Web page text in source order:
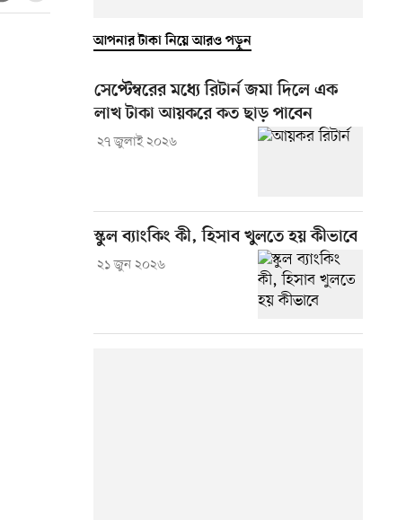
আপনার টাকা নিয়ে আরও পড়ুন
সেপ্টেম্বরের মধ্যে রিটার্ন জমা দিলে এক
লাখ টাকা আয়করে কত ছাড় পাবেন
২৭ জুলাই ২০২৬
স্কুল ব্যাংকিং কী, হিসাব খুলতে হয় কীভাবে
২১ জুন ২০২৬